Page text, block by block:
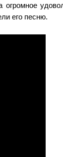
его песню.